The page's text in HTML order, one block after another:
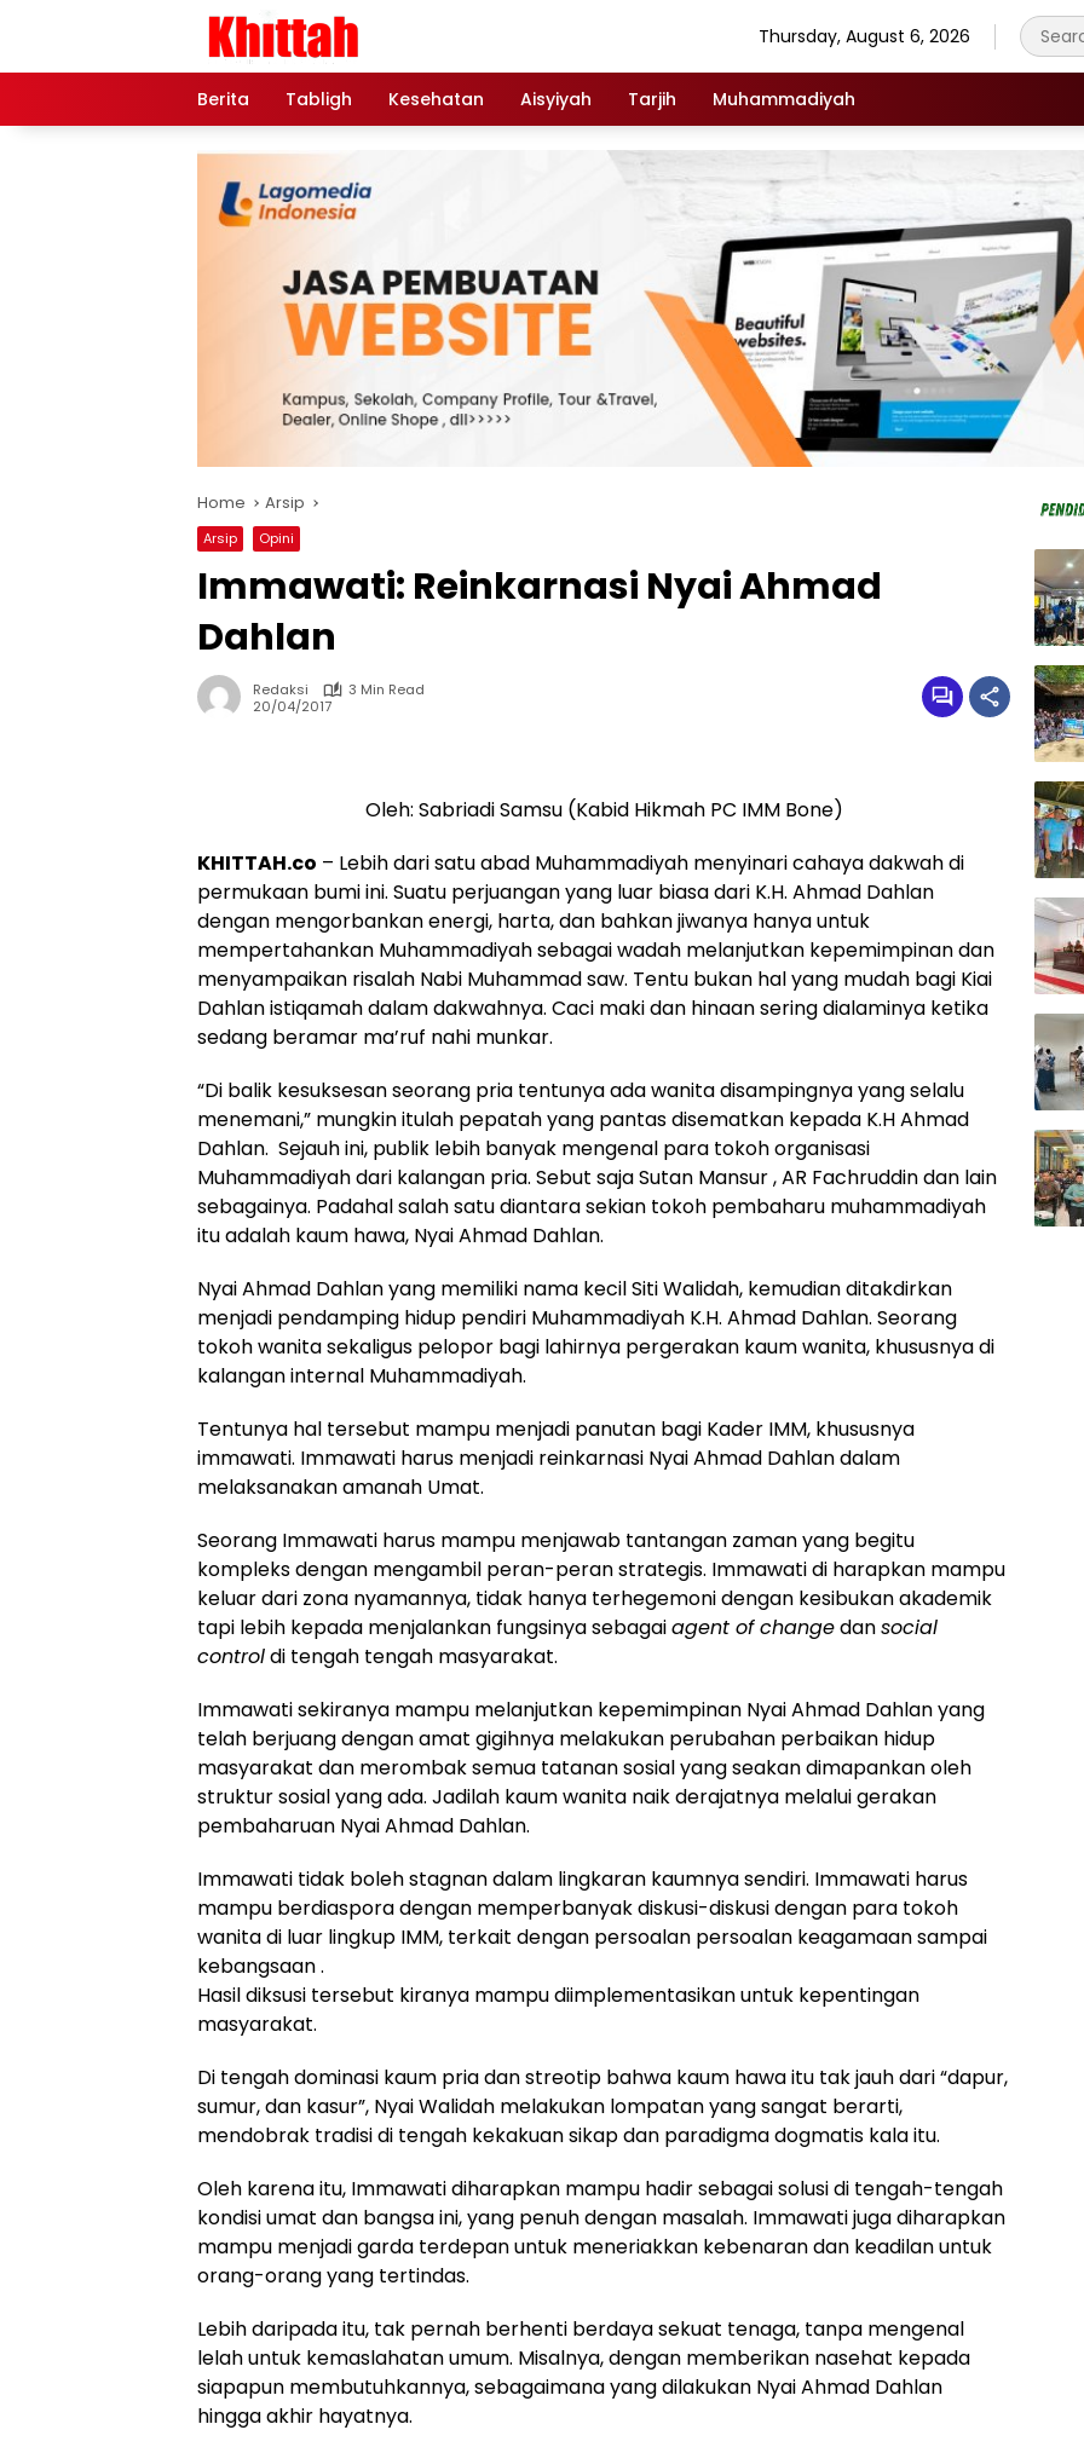
Thursday, August 6, 2026
Berita Tabligh Kesehatan Aisyiyah Tarjih Muhammadiyah
Home Arsip
Arsip Opini
Immawati: Reinkarnasi Nyai Ahmad
Dahlan
Redaksi
3 Min Read
20/04/2017
Oleh: Sabriadi Samsu (Kabid Hikmah PC IMM Bone)
KHITTAH.co – Lebih dari satu abad Muhammadiyah menyinari cahaya dakwah di
permukaan bumi ini. Suatu perjuangan yang luar biasa dari K.H. Ahmad Dahlan
dengan mengorbankan energi, harta, dan bahkan jiwanya hanya untuk
mempertahankan Muhammadiyah sebagai wadah melanjutkan kepemimpinan dan
menyampaikan risalah Nabi Muhammad saw. Tentu bukan hal yang mudah bagi Kiai
Dahlan istiqamah dalam dakwahnya. Caci maki dan hinaan sering dialaminya ketika
sedang beramar ma’ruf nahi munkar.
“Di balik kesuksesan seorang pria tentunya ada wanita disampingnya yang selalu
menemani,” mungkin itulah pepatah yang pantas disematkan kepada K.H Ahmad
Dahlan. Sejauh ini, publik lebih banyak mengenal para tokoh organisasi
Muhammadiyah dari kalangan pria. Sebut saja Sutan Mansur , AR Fachruddin dan lain
sebagainya. Padahal salah satu diantara sekian tokoh pembaharu muhammadiyah
itu adalah kaum hawa, Nyai Ahmad Dahlan.
Nyai Ahmad Dahlan yang memiliki nama kecil Siti Walidah, kemudian ditakdirkan
menjadi pendamping hidup pendiri Muhammadiyah K.H. Ahmad Dahlan. Seorang
tokoh wanita sekaligus pelopor bagi lahirnya pergerakan kaum wanita, khususnya di
kalangan internal Muhammadiyah.
Tentunya hal tersebut mampu menjadi panutan bagi Kader IMM, khususnya
immawati. Immawati harus menjadi reinkarnasi Nyai Ahmad Dahlan dalam
melaksanakan amanah Umat.
Seorang Immawati harus mampu menjawab tantangan zaman yang begitu
kompleks dengan mengambil peran-peran strategis. Immawati di harapkan mampu
keluar dari zona nyamannya, tidak hanya terhegemoni dengan kesibukan akademik
tapi lebih kepada menjalankan fungsinya sebagaiagent of changedansocial
controldi tengah tengah masyarakat.
Immawati sekiranya mampu melanjutkan kepemimpinan Nyai Ahmad Dahlan yang
telah berjuang dengan amat gigihnya melakukan perubahan perbaikan hidup
masyarakat dan merombak semua tatanan sosial yang seakan dimapankan oleh
struktur sosial yang ada. Jadilah kaum wanita naik derajatnya melalui gerakan
pembaharuan Nyai Ahmad Dahlan.
Immawati tidak boleh stagnan dalam lingkaran kaumnya sendiri. Immawati harus
mampu berdiaspora dengan memperbanyak diskusi-diskusi dengan para tokoh
wanita di luar lingkup IMM, terkait dengan persoalan persoalan keagamaan sampai
kebangsaan .
Hasil diksusi tersebut kiranya mampu diimplementasikan untuk kepentingan
masyarakat.
Di tengah dominasi kaum pria dan streotip bahwa kaum hawa itu tak jauh dari “dapur,
sumur, dan kasur”, Nyai Walidah melakukan lompatan yang sangat berarti,
mendobrak tradisi di tengah kekakuan sikap dan paradigma dogmatis kala itu.
Oleh karena itu, Immawati diharapkan mampu hadir sebagai solusi di tengah-tengah
kondisi umat dan bangsa ini, yang penuh dengan masalah. Immawati juga diharapkan
mampu menjadi garda terdepan untuk meneriakkan kebenaran dan keadilan untuk
orang-orang yang tertindas.
Lebih daripada itu, tak pernah berhenti berdaya sekuat tenaga, tanpa mengenal
lelah untuk kemaslahatan umum. Misalnya, dengan memberikan nasehat kepada
siapapun membutuhkannya, sebagaimana yang dilakukan Nyai Ahmad Dahlan
hingga akhir hayatnya.